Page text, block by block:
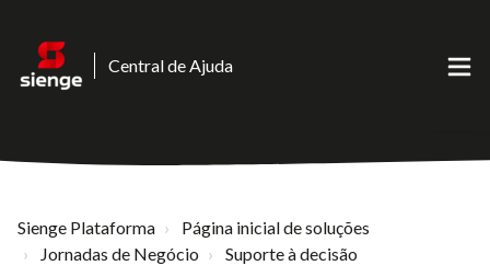
Central de Ajuda
Sienge Plataforma
Página inicial de soluções
Jornadas de Negócio
Suporte à decisão